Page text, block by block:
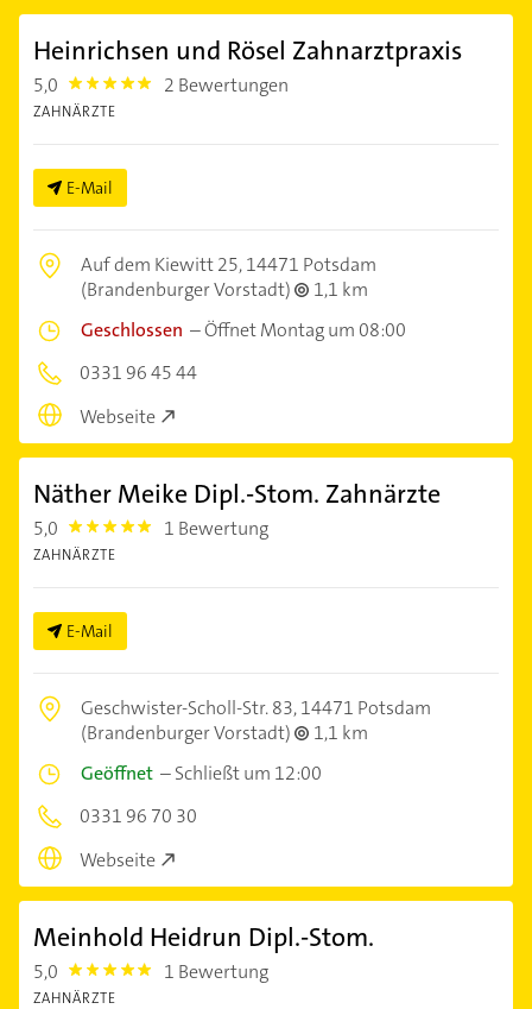
Heinrichsen und Rösel Zahnarztpraxis
5,0 5.0 2 Bewertungen
ZAHNÄRZTE
E-Mail
Auf dem Kiewitt 25,14471 Potsdam
(Brandenburger Vorstadt)
1,1 km
Geschlossen –Öffnet Montag um 08:00
0331 96 45 44
Webseite
Näther Meike Dipl.-Stom. Zahnärzte
5,0 5.0 1 Bewertung
ZAHNÄRZTE
E-Mail
Geschwister-Scholl-Str. 83,14471 Potsdam
(Brandenburger Vorstadt)
1,1 km
Geöffnet –Schließt um 12:00
0331 96 70 30
Webseite
Meinhold Heidrun Dipl.-Stom.
5,0 5.0 1 Bewertung
ZAHNÄRZTE